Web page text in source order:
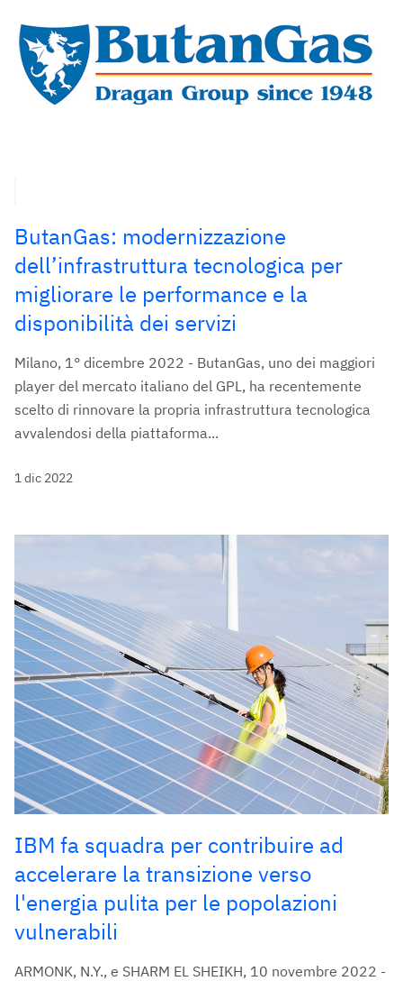
ButanGas: modernizzazione
dell’infrastruttura tecnologica per
migliorare le performance e la
disponibilità dei servizi
Milano, 1° dicembre 2022 - ButanGas, uno dei maggiori
player del mercato italiano del GPL, ha recentemente
scelto di rinnovare la propria infrastruttura tecnologica
avvalendosi della piattaforma...
1 dic 2022
IBM fa squadra per contribuire ad
accelerare la transizione verso
l'energia pulita per le popolazioni
vulnerabili
ARMONK, N.Y., e SHARM EL SHEIKH, 10 novembre 2022 -